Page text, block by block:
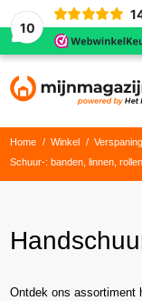
10
Home / Winkel / Verspaning
Schuur-: banden, linnen,
Ontdek ons assortiment